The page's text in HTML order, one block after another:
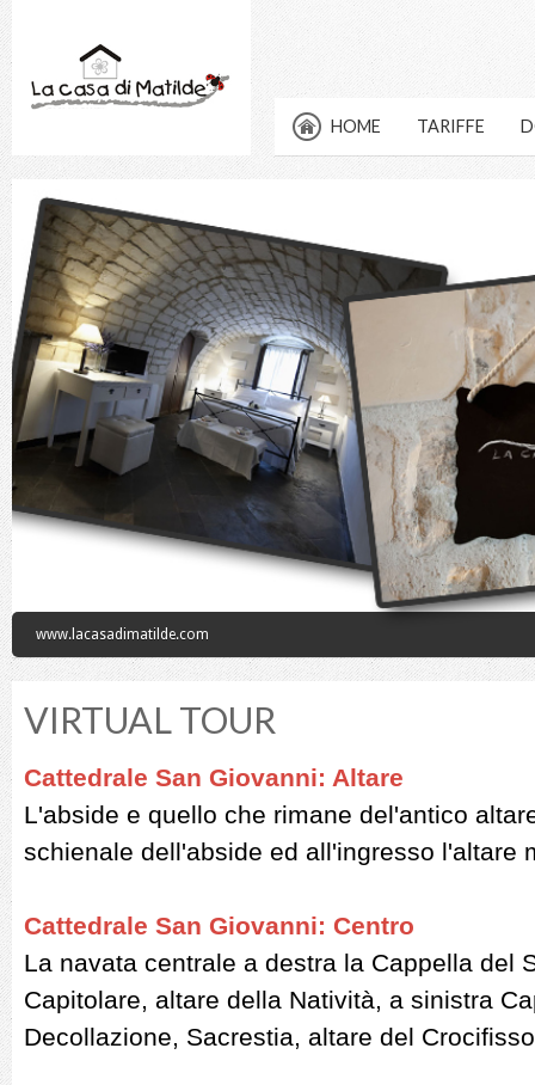
HOME TARIFFE
www.lacasadimatilde.com
VIRTUAL TOUR
Cattedrale San Giovanni: Altare
L'abside e quello che rimane del'antico
schienale dell'abside ed all'ingresso l'altare
Cattedrale San Giovanni: Centro
La navata centrale a destra la Cappella del
Capitolare, altare della Natività, a sinistra
Decollazione, Sacrestia, altare del